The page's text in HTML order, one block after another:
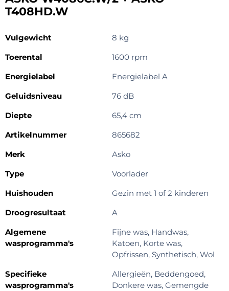
T408HD.W
Vulgewicht
8 kg
Toerental
1600 rpm
Energielabel
Energielabel A
Geluidsniveau
76 dB
Diepte
65,4 cm
Artikelnummer
865682
Merk
Asko
Type
Voorlader
Huishouden
Gezin met 1 of 2 kinderen
Droogresultaat
A
Algemene
wasprogramma's
Fijne was, Handwas,
Katoen, Korte was,
Opfrissen, Synthetisch, Wol
Specifieke
wasprogramma's
Allergieën, Beddengoed,
Donkere was, Gemengde